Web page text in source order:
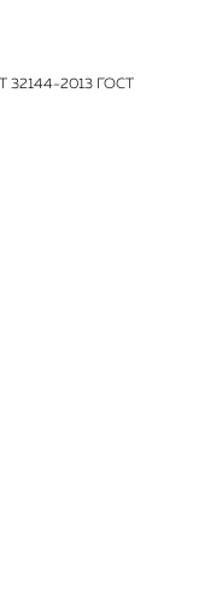
32144-2013 ГОСТ